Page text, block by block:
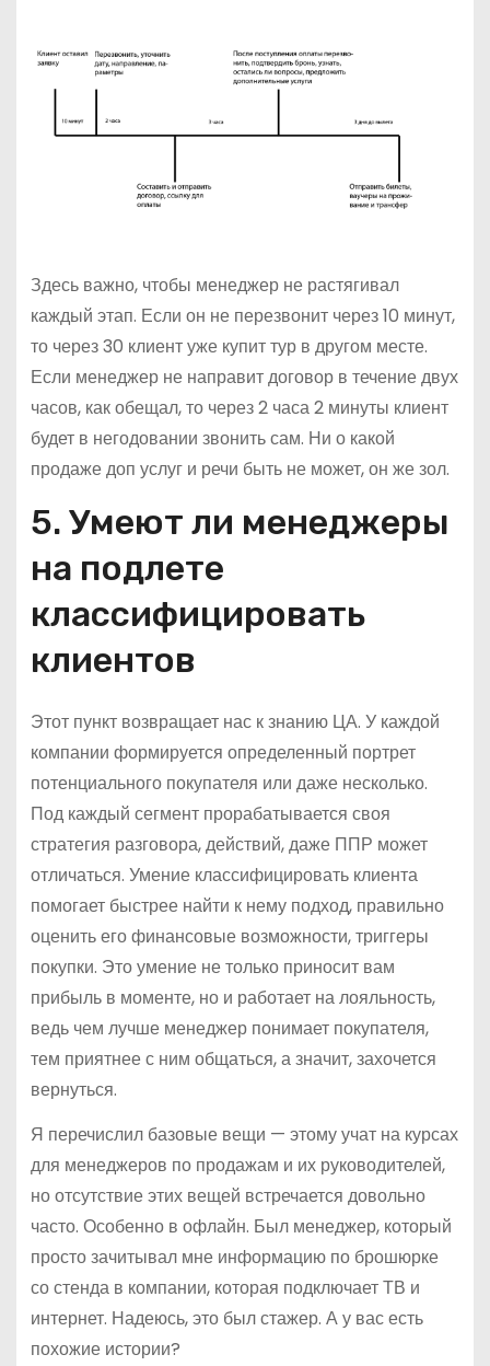
Здесь важно, чтобы менеджер не растягивал
каждый этап. Если он не перезвонит через 10 минут,
то через 30 клиент уже купит тур в другом месте.
Если менеджер не направит договор в течение двух
часов, как обещал, то через 2 часа 2 минуты клиент
будет в негодовании звонить сам. Ни о какой
продаже доп услуг и речи быть не может, он же зол.
5. Умеют ли менеджеры
на подлете
классифицировать
клиентов
Этот пункт возвращает нас к знанию ЦА. У каждой
компании формируется определенный портрет
потенциального покупателя или даже несколько.
Под каждый сегмент прорабатывается своя
стратегия разговора, действий, даже ППР может
отличаться. Умение классифицировать клиента
помогает быстрее найти к нему подход, правильно
оценить его финансовые возможности, триггеры
покупки. Это умение не только приносит вам
прибыль в моменте, но и работает на лояльность,
ведь чем лучше менеджер понимает покупателя,
тем приятнее с ним общаться, а значит, захочется
вернуться.
Я перечислил базовые вещи — этому учат на курсах
для менеджеров по продажам и их руководителей,
но отсутствие этих вещей встречается довольно
часто. Особенно в офлайн. Был менеджер, который
просто зачитывал мне информацию по брошюрке
со стенда в компании, которая подключает ТВ и
интернет. Надеюсь, это был стажер. А у вас есть
похожие истории?